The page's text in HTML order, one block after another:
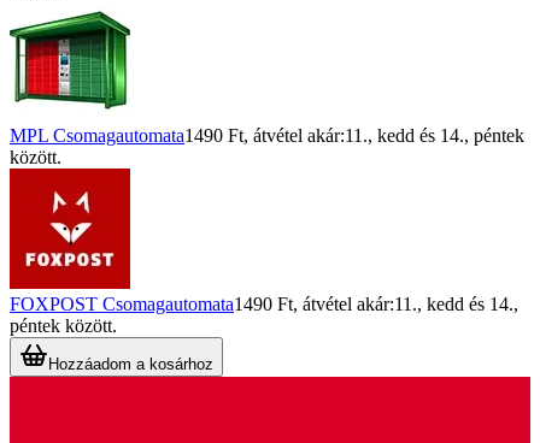
MPL Csomagautomata1490 Ft, átvétel akár:11., kedd és 14., péntek
között.
FOXPOST Csomagautomata1490 Ft, átvétel akár:11., kedd és 14.,
péntek között.
Hozzáadom a kosárhoz